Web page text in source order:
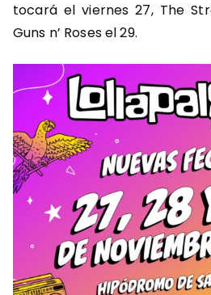
tocará el viernes 27, The
Guns n’ Roses el 29.